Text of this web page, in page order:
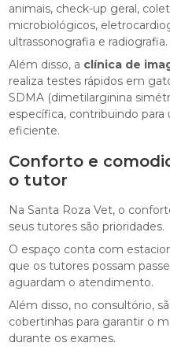
animais, check-up geral,
microbiológicos,
ultrassonografia e radiografia.
Além disso, a clínica de
realiza testes rápidos em
SDMA (dimetilarginina
específica, contribuindo
eficiente.
Conforto e
o tutor
Na Santa Roza Vet, o
seus tutores são prioridades.
O espaço conta com
que os tutores possam
aguardam o atendimento.
Além disso, no consultório,
cobertinhas para garantir o
durante os exames.